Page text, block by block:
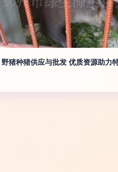
野猪种猪供应与批发 优质资源助力